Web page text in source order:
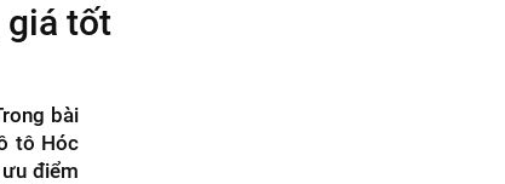
giá tốt
bài
tô Hóc
điểm